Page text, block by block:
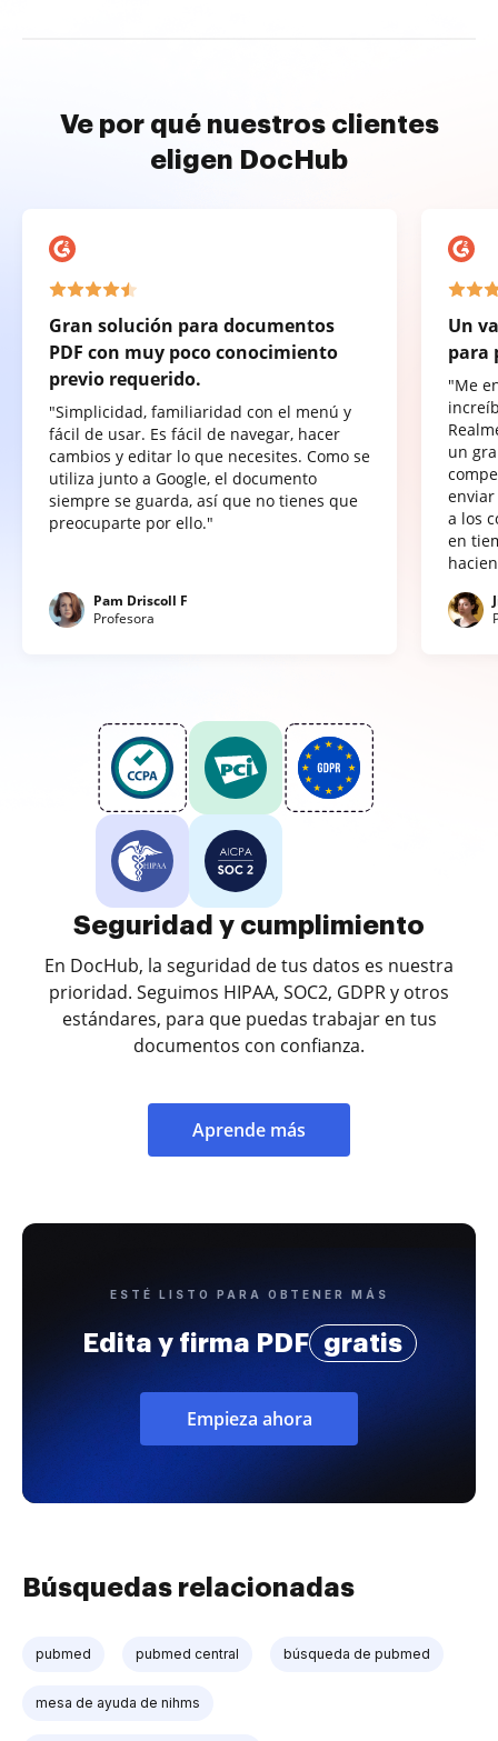
Ve por qué nuestros clientes
eligen DocHub
Gran solución para documentos
PDF con muy poco conocimiento
previo requerido.
"Simplicidad, familiaridad con el menú y
fácil de usar. Es fácil de navegar, hacer
cambios y editar lo que necesites. Como se
utiliza junto a Google, el documento
siempre se guarda, así que no tienes que
preocuparte por ello."
Pam Driscoll F
Profesora
Un
para
"Me
un
a los
en
Seguridad y cumplimiento
En DocHub, la seguridad de tus datos es nuestra
prioridad. Seguimos HIPAA, SOC2, GDPR y otros
estándares, para que puedas trabajar en tus
documentos con confianza.
Aprende más
ESTÉ LISTO PARA OBTENER MÁS
Edita y firma PDF gratis
Empieza ahora
Búsquedas relacionadas
pubmed pubmed central búsqueda de pubmed
mesa de ayuda de nihms